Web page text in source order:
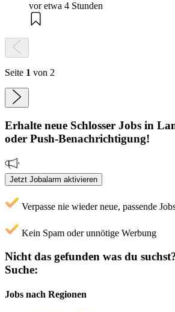
vor etwa 4 Stunden
Seite 1 von 2
Erhalte neue Schlosser Jobs in
oder Push-Benachrichtigung!
Jetzt Jobalarm aktivieren
Verpasse nie wieder neue, passende
Kein Spam oder unnötige Werbung
Nicht das gefunden was du
Suche:
Jobs nach Regionen